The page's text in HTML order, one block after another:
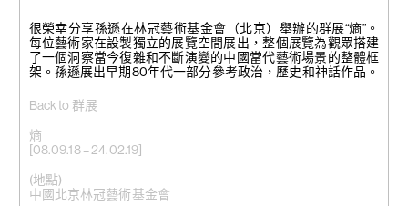
Back to 群展
熵
[08.09.18 – 24.02.19]
(地點)
中國北京林冠藝術基金會
很榮幸分享孫遜在林冠藝術基金會（北京）舉辦的群展“熵”。
每位藝術家在設製獨立的展覽空間展出，整個展覽為觀眾搭建
了一個洞察當今復雜和不斷演變的中國當代藝術場景的整體框
架。孫遜展出早期80年代一部分參考政治，歷史和神話作品。